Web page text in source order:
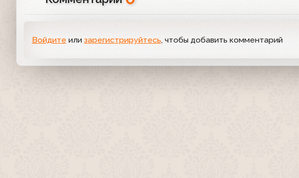
Войдите или зарегистрируйтесь, чтобы добавить комментарий